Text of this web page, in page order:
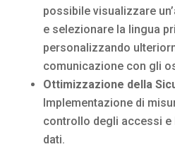
possibile visualizzare
e selezionare la lingua
personalizzando
comunicazione con gli
Ottimizzazione della
Implementazione di
controllo degli accessi e
dati.